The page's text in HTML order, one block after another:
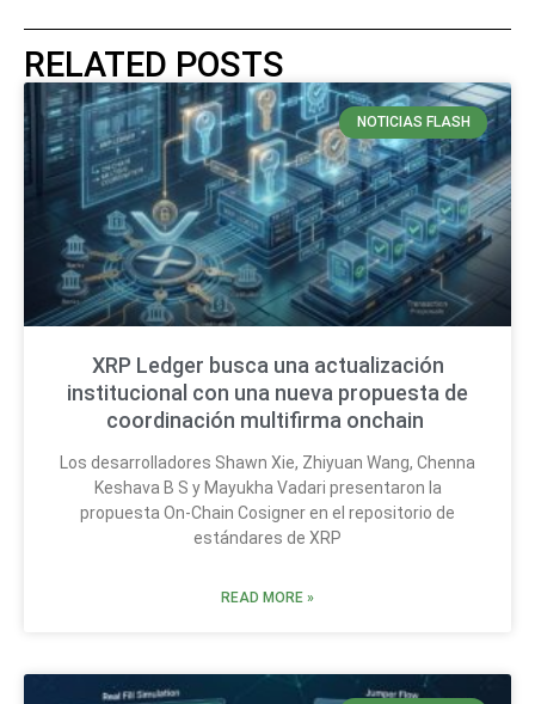
RELATED POSTS
NOTICIAS FLASH
XRP Ledger busca una actualización
institucional con una nueva propuesta de
coordinación multifirma onchain
Los desarrolladores Shawn Xie, Zhiyuan Wang, Chenna
Keshava B S y Mayukha Vadari presentaron la
propuesta On-Chain Cosigner en el repositorio de
estándares de XRP
READ MORE »